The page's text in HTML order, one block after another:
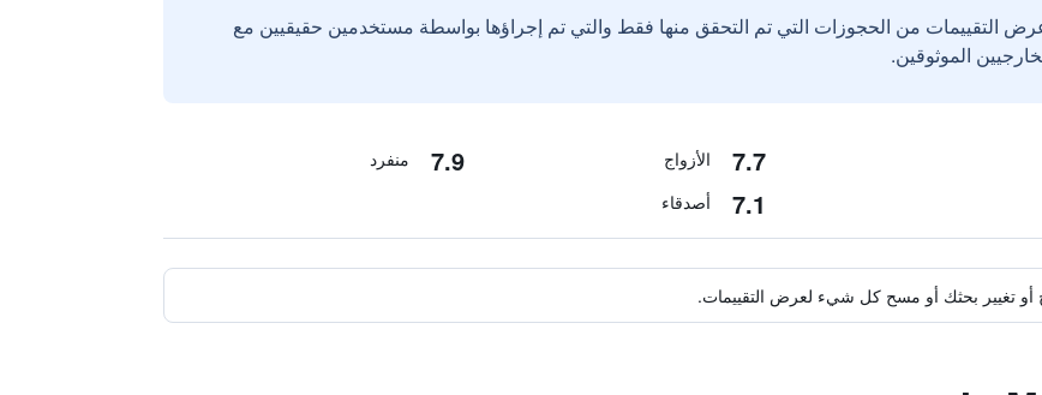
التقييمات من الحجوزات التي تم التحقق منها فقط والتي تم إجراؤها بواسطة مستخدمين حقيقيين مع
7.7 الأزواج 7.9 منفرد
7.1 أصدقاء
أو تغيير بحثك أو مسح كل شيء لعرض التقييمات.